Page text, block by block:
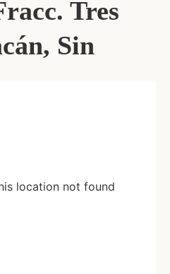
Tres
Sin
location not found